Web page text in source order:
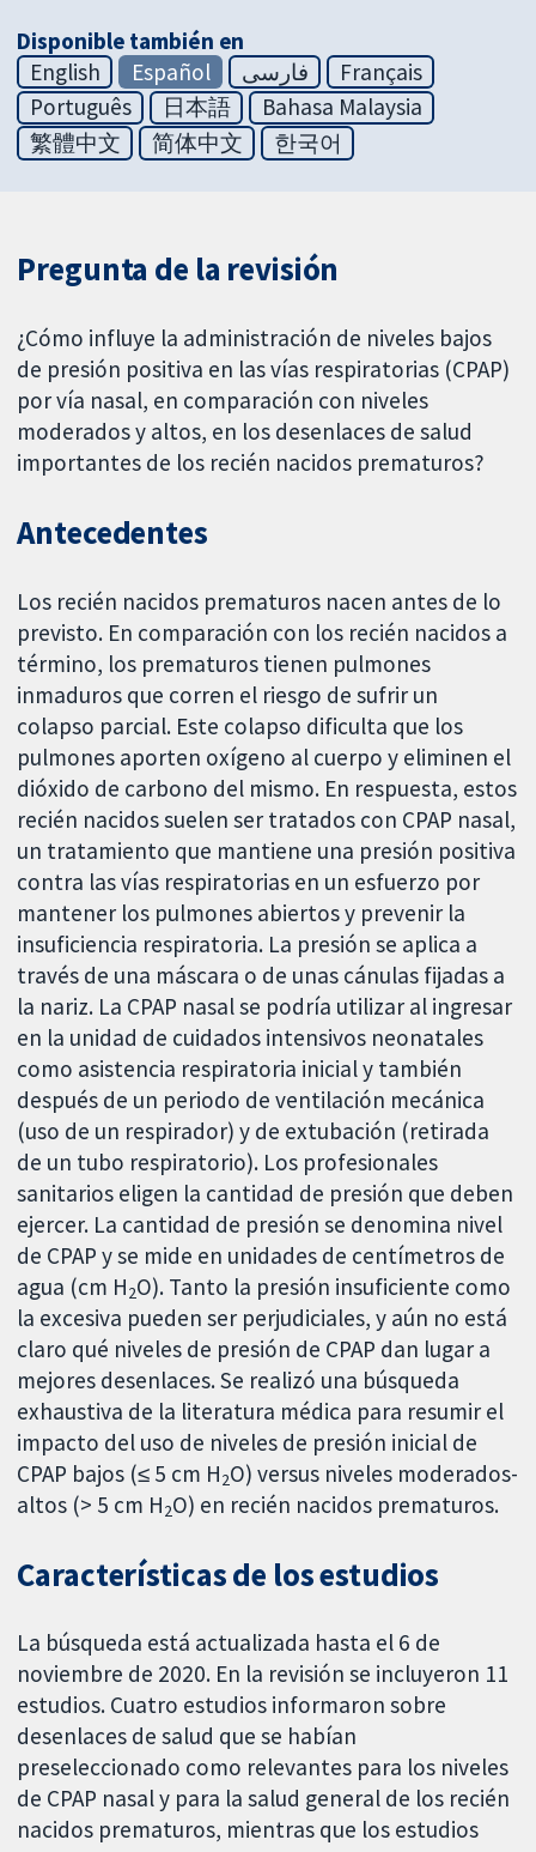
Disponible también en
English
Español فارسی
Français
Português
日本語
Bahasa Malaysia
繁體中文
简体中文 한국어
Pregunta de la revisión
¿Cómo influye la administración de niveles bajos
de presión positiva en las vías respiratorias (CPAP)
por vía nasal, en comparación con niveles
moderados y altos, en los desenlaces de salud
importantes de los recién nacidos prematuros?
Antecedentes
Los recién nacidos prematuros nacen antes de lo
previsto. En comparación con los recién nacidos a
término, los prematuros tienen pulmones
inmaduros que corren el riesgo de sufrir un
colapso parcial. Este colapso dificulta que los
pulmones aporten oxígeno al cuerpo y eliminen el
dióxido de carbono del mismo. En respuesta, estos
recién nacidos suelen ser tratados con CPAP nasal,
un tratamiento que mantiene una presión positiva
contra las vías respiratorias en un esfuerzo por
mantener los pulmones abiertos y prevenir la
insuficiencia respiratoria. La presión se aplica a
través de una máscara o de unas cánulas fijadas a
la nariz. La CPAP nasal se podría utilizar al ingresar
en la unidad de cuidados intensivos neonatales
como asistencia respiratoria inicial y también
después de un periodo de ventilación mecánica
(uso de un respirador) y de extubación (retirada
de un tubo respiratorio). Los profesionales
sanitarios eligen la cantidad de presión que deben
ejercer. La cantidad de presión se denomina nivel
de CPAP y se mide en unidades de centímetros de
agua (cm H2O). Tanto la presión insuficiente como
la excesiva pueden ser perjudiciales, y aún no está
claro qué niveles de presión de CPAP dan lugar a
mejores desenlaces.Se realizó una búsqueda
exhaustiva de la literatura médica para resumir el
impacto del uso de niveles de presión inicial de
CPAP bajos (≤ 5 cm H2O) versus niveles moderados-
altos (> 5 cm H2O) en recién nacidos prematuros.
Características de los estudios
La búsqueda está actualizada hasta el 6 de
noviembre de 2020. En la revisión se incluyeron 11
estudios. Cuatro estudios informaron sobre
desenlaces de salud que se habían
preseleccionado como relevantes para los niveles
de CPAP nasal y para la salud general de los recién
nacidos prematuros, mientras que los estudios